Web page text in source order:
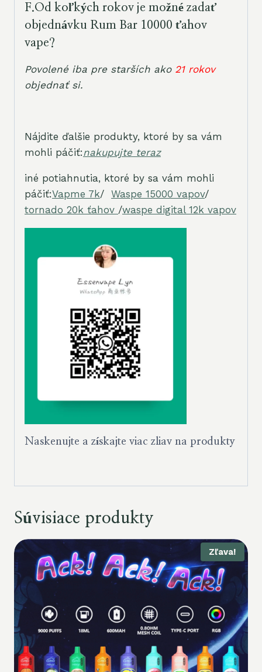
F.Od koľkých rokov je možné zadať
objednávku Rum Bar 10000 ťahov
vape?
Povolené iba pre starších ako 21 rokov
objednať si.
Nájdite ďalšie produkty, ktoré by sa vám
mohli páčiť:nakupujte teraz
iné potiahnutia, ktoré by sa vám mohli
páčiť:Vapme 7k/ Waspe 15000 vapov/
tornado 20k ťahov /waspe digital 12k vapov
Naskenujte a získajte viac zliav na produkty
Súvisiace produkty
Zľava!